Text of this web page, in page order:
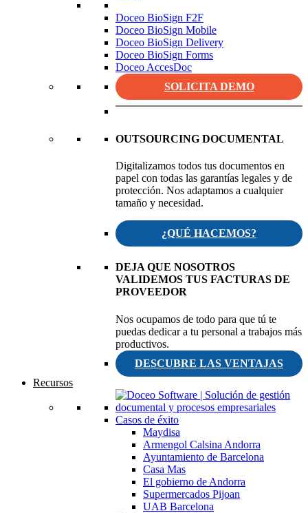
Doceo BioSign F2F
Doceo BioSign Mobile
Doceo BioSign Delivery
Doceo BioSign Forms
Doceo AccesDoc
SOLICITA DEMO
OUTSOURCING DOCUMENTAL
Digitalizamos todos tus documentos en
papel con todas las garantías legales y de
protección. Nos adaptamos a cualquier
tamaño y necesidad.
¿QUÉ HACEMOS?
DEJA QUE NOSOTROS
VALIDEMOS TUS FACTURAS DE
PROVEEDOR
Nos ocupamos de todo para que tú te
puedas dedicar a tu personal a trabajos más
productivos.
DESCUBRE LAS VENTAJAS
Recursos
Casos de éxito
Maydisa
Armengol Calsina Andorra
Ayuntamiento de Barcelona
Casa Mas
El gobierno de Andorra
Supermercados Pijoan
UAB Barcelona